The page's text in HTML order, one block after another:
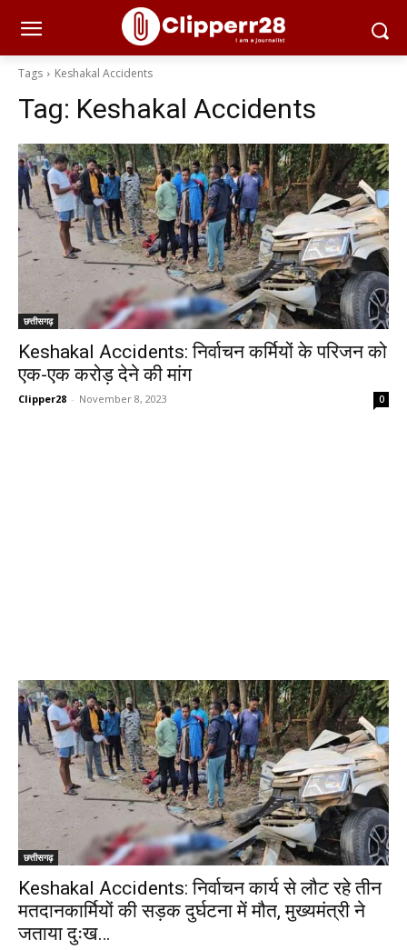
Tags Keshakal Accidents
Tag: Keshakal Accidents
छत्तीसगढ़
Keshakal Accidents: निर्वाचन कर्मियों के परिजन को
एक-एक करोड़ देने की मांग
Clipper28 - November 8, 2023 0
छत्तीसगढ़
Keshakal Accidents: निर्वाचन कार्य से लौट रहे तीन
मतदानकार्मियों की सड़क दुर्घटना में मौत, मुख्यमंत्री ने
जताया दुःख…